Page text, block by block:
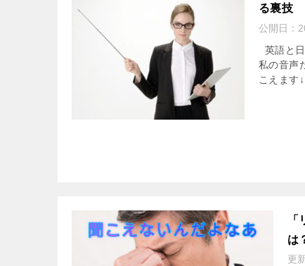
る裏技
公開日：
英語と
私の音声
こえま
は
更